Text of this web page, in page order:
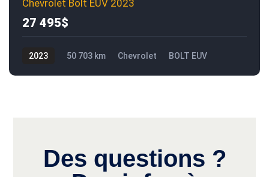
Chevrolet Bolt EUV 2023
27 495$
2023 50 703 km Chevrolet
BOLT EUV
Des questions ?